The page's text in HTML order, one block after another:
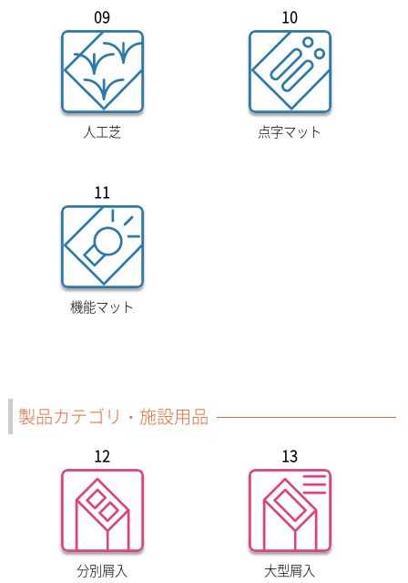
09
人工芝
10
点字マット
11
機能マット
製品カテゴリ・施設用品
12
分別屑入
13
大型屑入